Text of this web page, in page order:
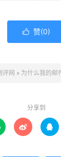
 赞(0)
评网 » 为什么我的邮
分享到
 